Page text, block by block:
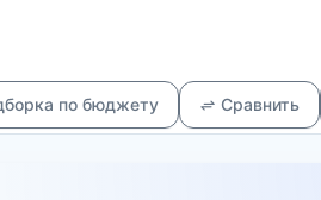
по бюджету Сравнить